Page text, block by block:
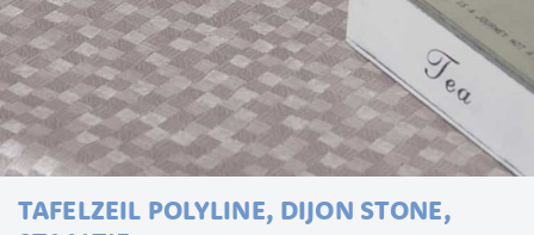
naarTAFELZEIL POLYLINE, DIJON STONE,